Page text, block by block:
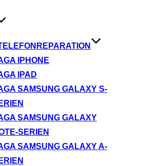
IPHONE
IPAD
SAMSUNG GALAXY S-
SAMSUNG GALAXY
SERIEN
SAMSUNG GALAXY A-